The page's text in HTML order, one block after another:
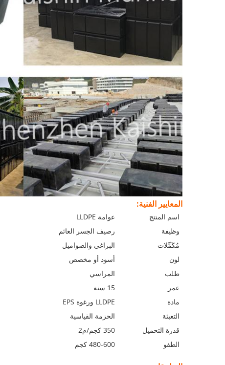
المعايير الفنية:
اسم المنتج
عوامة LLDPE
وظيفة
رصيف الجسر العائم
مُكَمِّلات
البراغي والصواميل
لون
أسود أو مخصص
طلب
المراسي
عمر
15 سنة
مادة
LLDPE ورغوة EPS
التعبئة
الحزمة القياسية
قدرة التحميل
350 كجم/م2
الطفو
480-600 كجم